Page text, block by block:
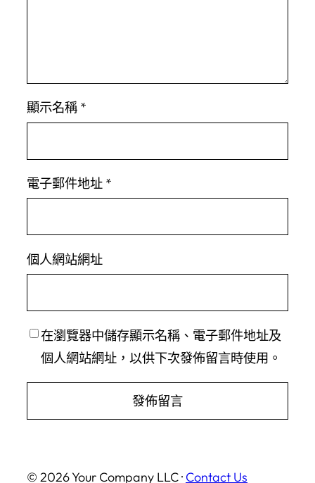
顯示名稱 *
電子郵件地址 *
個人網站網址
在瀏覽器中儲存顯示名稱、電子郵件地址及
個人網站網址，以供下次發佈留言時使用。
© 2026 Your Company LLC · Contact Us